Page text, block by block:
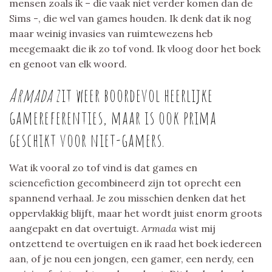
mensen zoals ik – die vaak niet verder komen dan de
Sims -, die wel van games houden. Ik denk dat ik nog
maar weinig invasies van ruimtewezens heb
meegemaakt die ik zo tof vond. Ik vloog door het boek
en genoot van elk woord.
Armadazit weer boordevol heerlijke
gamereferenties, maar is ook prima
geschikt voor niet-gamers.
Wat ik vooral zo tof vind is dat games en
sciencefiction gecombineerd zijn tot oprecht een
spannend verhaal. Je zou misschien denken dat het
oppervlakkig blijft, maar het wordt juist enorm groots
aangepakt en dat overtuigt. Armada wist mij
ontzettend te overtuigen en ik raad het boek iedereen
aan, of je nou een jongen, een gamer, een nerdy, een